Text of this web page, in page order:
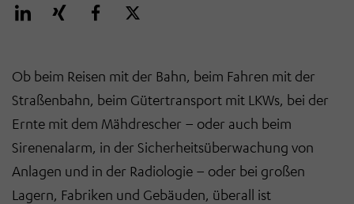
Ob beim Reisen mit der Bahn, beim Fahren mit der
Straßenbahn, beim Gütertransport mit LKWs, bei der
Ernte mit dem Mähdrescher – oder auch beim
Sirenenalarm, in der Sicherheitsüberwachung von
Anlagen und in der Radiologie – oder bei großen
Lagern, Fabriken und Gebäuden, überall ist